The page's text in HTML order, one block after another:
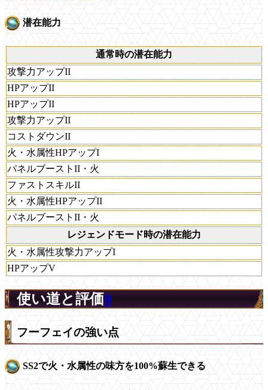
潜在能力
通常時の潜在能力
攻撃力アップII
HPアップII
HPアップII
攻撃力アップII
コストダウンII
火・水属性HPアップI
パネルブーストII・火
ファストスキルII
火・水属性HPアップII
パネルブーストII・火
レジェンドモード時の潜在能力
火・水属性攻撃力アップI
HPアップV
使い道と評価0
フーフェイの強い点
SS2で火・水属性の味方を100%蘇生できる